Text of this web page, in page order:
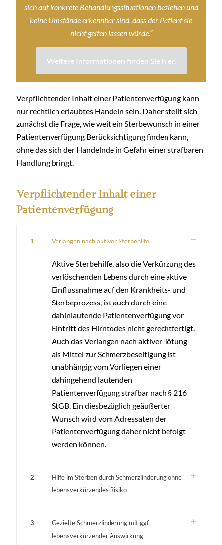
sich auf konkrete Behandlungssituationen beziehen und
keine Umstände erkennbar sind, dass der Patient sie
nicht gelten lassen würde.“
Weitere Informationen finden Sie hier.
Verpflichtender Inhalt einer Patientenverfügung kann
nur rechtlich erlaubtes Handeln sein. Daher stellt sich
zunächst die Frage, wie weit ein Sterbewunsch in einer
Patientenverfügung Berücksichtigung finden kann,
ohne das sich der Handelnde in Gefahr einer strafbaren
Handlung bringt.
Verpflichtender Inhalt einer
Patientenverfügung
1 Verlangen nach aktiver Sterbehilfe
Aktive Sterbehilfe, also die Verkürzung des
verlöschenden Lebens durch eine aktive
Einflussnahme auf den Krankheits- und
Sterbeprozess, ist auch durch eine
dahinlautende Patientenverfügung vor
Eintritt des Hirntodes nicht gerechtfertigt.
Auch das Verlangen nach aktiver Tötung
als Mittel zur Schmerzbeseitigung ist
unabhängig vom Vorliegen einer
dahingehend lautenden
Patientenverfügung strafbar nach § 216
StGB. Ein diesbezüglich geäußerter
Wunsch wird vom Adressaten der
Patientenverfügung daher nicht befolgt
werden können.
2
Hilfe im Sterben durch Schmerzlinderung ohne
lebensverkürzendes Risiko
3
Gezielte Schmerzlinderung mit ggf.
lebensverkürzender Auswirkung